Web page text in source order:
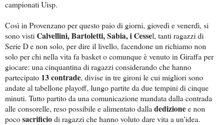
campionati Uisp.
Così in Provenzano per questo paio di giorni, giovedì e venerdì, si
sono visti Calvellini, Bartoletti, Sabia, i Cessel, tanti ragazzi di
Serie D e non solo, per dire il livello, facendone un richiamo non
solo per chi nella vita fa basket o comunque è venuto in Giraffa per
giocare: una cinquantina di ragazzi considerando che hanno
partecipato 13 contrade, divise in tre gironi le cui migliori sono
andate al tabellone playoff, lungo partite da due tempini di cinque
minuti. Tutto partito da una comunicazione mandata dalla contrada
alle consorelle, reso possibile e alimentato dalla dedizionee non
pocosacrificiodi ragazzi che hanno voluto dare vita a un'idea.